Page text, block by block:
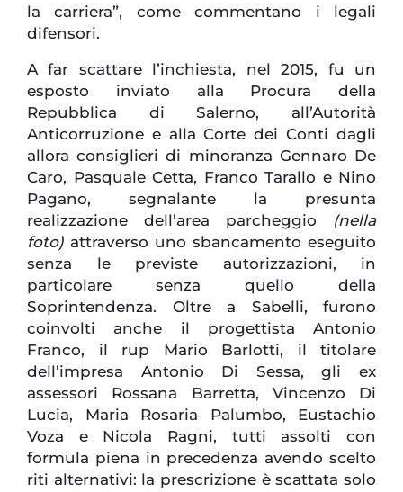
la carriera”, come commentano i legali
difensori.
A far scattare l’inchiesta, nel 2015, fu un
esposto inviato alla Procura della
Repubblica di Salerno, all’Autorità
Anticorruzione e alla Corte dei Conti dagli
allora consiglieri di minoranza Gennaro De
Caro, Pasquale Cetta, Franco Tarallo e Nino
Pagano, segnalante la presunta
realizzazione dell’area parcheggio (nella
foto) attraverso uno sbancamento eseguito
senza le previste autorizzazioni, in
particolare senza quello della
Soprintendenza. Oltre a Sabelli, furono
coinvolti anche il progettista Antonio
Franco, il rup Mario Barlotti, il titolare
dell’impresa Antonio Di Sessa, gli ex
assessori Rossana Barretta, Vincenzo Di
Lucia, Maria Rosaria Palumbo, Eustachio
Voza e Nicola Ragni, tutti assolti con
formula piena in precedenza avendo scelto
riti alternativi: la prescrizione è scattata solo